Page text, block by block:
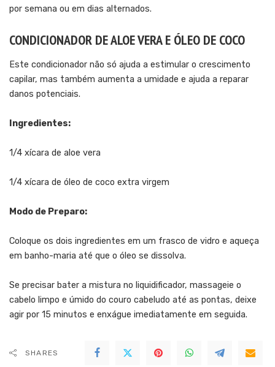
por semana ou em dias alternados.
CONDICIONADOR DE ALOE VERA E ÓLEO DE COCO
Este condicionador não só ajuda a estimular o crescimento
capilar, mas também aumenta a umidade e ajuda a reparar
danos potenciais.
Ingredientes:
1/4 xícara de aloe vera
1/4 xícara de óleo de coco extra virgem
Modo de Preparo:
Coloque os dois ingredientes em um frasco de vidro e aqueça
em banho-maria até que o óleo se dissolva.
Se precisar bater a mistura no liquidificador, massageie o
cabelo limpo e úmido do couro cabeludo até as pontas, deixe
agir por 15 minutos e enxágue imediatamente em seguida.
SHARES